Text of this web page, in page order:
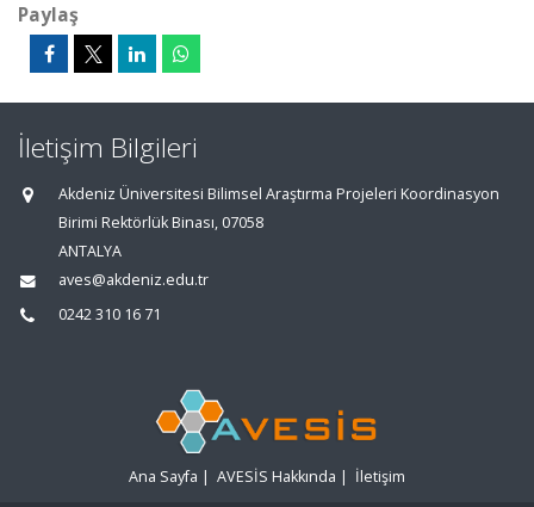
Paylaş
İletişim Bilgileri
Akdeniz Üniversitesi Bilimsel Araştırma Projeleri Koordinasyon
Birimi Rektörlük Binası, 07058
ANTALYA
aves@akdeniz.edu.tr
0242 310 16 71
Ana Sayfa | AVESİS Hakkında | İletişim